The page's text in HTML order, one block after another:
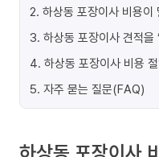
2. 하상동 포장이사 비용이
3. 하상동 포장이사 견적을
4. 하상동 포장이사 비용
5. 자주 묻는 질문(FAQ)